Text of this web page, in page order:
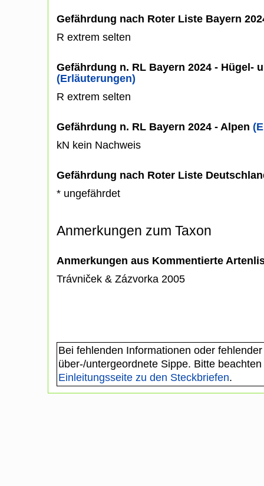
Gefährdung nach Roter Liste Bayern
R extrem selten
Gefährdung n. RL Bayern 2024 - Hügel-
(Erläuterungen)
R extrem selten
Gefährdung n. RL Bayern 2024 - Alpen
kN kein Nachweis
Gefährdung nach Roter Liste
* ungefährdet
Anmerkungen zum Taxon
Anmerkungen aus Kommentierte
Trávniček & Zázvorka 2005
Bei fehlenden Informationen oder
über-/untergeordnete Sippe. Bitte
Einleitungsseite zu den Steckbriefen.